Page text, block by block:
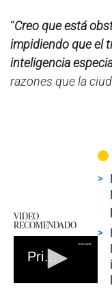
“Creo que está
impidiendo que el
inteligencia
razones que la
VIDEO
RECOMENDADO
Primeras palabras de Willy Huerta como ministro del interior